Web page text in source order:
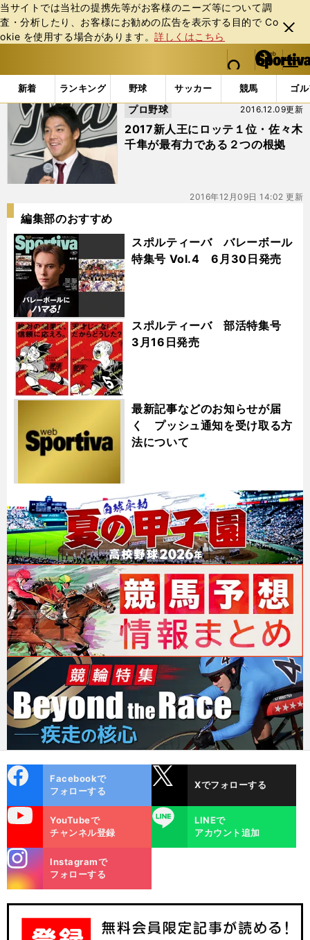
当サイトでは当社の提携先等がお客様のニーズ等について調
査・分析したり、お客様にお勧めの広告を表⽰する⽬的で Co
okie を使⽤する場合があります。詳しくはこちら
閉じ
る
web Sportiva (webスポルティーバ)
検索
マイペ
ー
ジ
メニュ
新着 ランキング 野球 サッカー 競馬 ゴ
b
ス
ポ
ル
テ
ィ
バ
「#日野高校」の最新ニュース・ 情報
2017新人王にロッテ１位・佐々木
千隼が最有力である２つの根拠
2016.12.09更新
プロ野球
2016年12月09日 14:02 更新
編集部のおすすめ
スポルティーバ バレーボール
特集号 Vol.4 6月30日発売
スポルティーバ 部活特集号
3月16日発売
最新記事などのお知らせが届
く プッシュ通知を受け取る方
法について
ok
Facebookで
フォローする
Xでフォローする
YouTubeで
チャンネル登録
LINE
LINEで
アカウント追加
m
Instagramで
フォローする